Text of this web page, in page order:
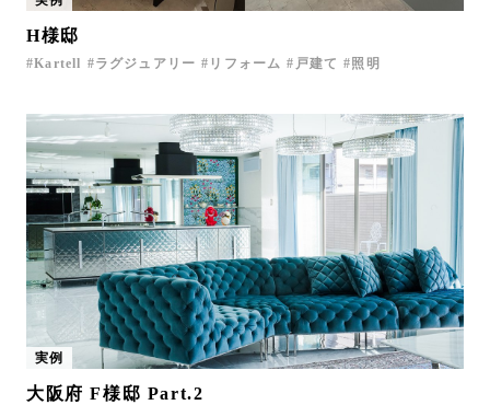
H様邸
Kartell ラグジュアリー リフォーム 戸建て 照明
実例
大阪府 F様邸 Part.2